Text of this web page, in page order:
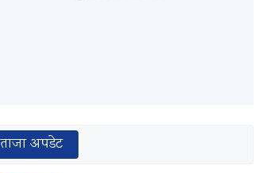
ताजा अपडेट